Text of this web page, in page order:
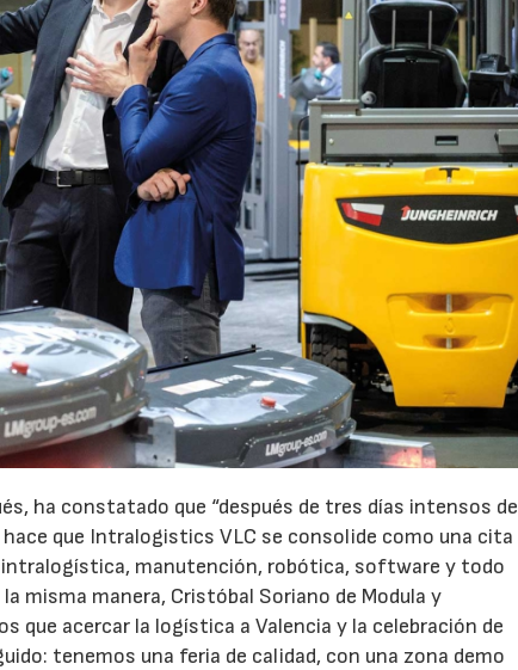
ha constatado que “después de tres días intensos de
que Intralogistics VLC se consolide como una cita
manutención, robótica, software y todo
misma manera, Cristóbal Soriano de Modula y
que acercar la logística a Valencia y la celebración de
tenemos una feria de calidad, con una zona demo